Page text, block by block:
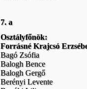
7. a
Osztályfőnök:
Forrásné Krajcsó
Bagó Zsófia
Balogh Bence
Balogh Gergő
Berényi Levente